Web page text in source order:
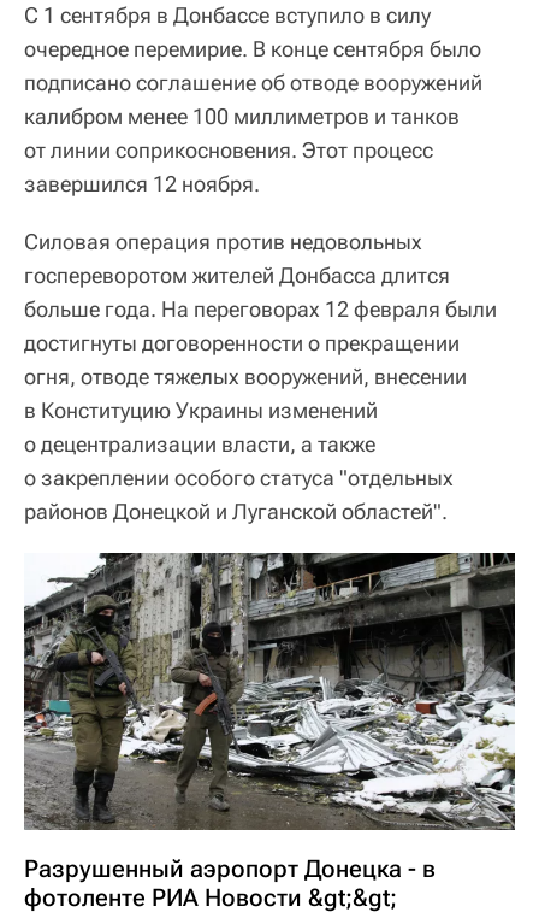
С 1 сентября в Донбассе вступило в силу
очередное перемирие. В конце сентября было
подписано соглашение об отводе вооружений
калибром менее 100 миллиметров и танков
от линии соприкосновения. Этот процесс
завершился 12 ноября.
Силовая операция против недовольных
госпереворотом жителей Донбасса длится
больше года. На переговорах 12 февраля были
достигнуты договоренности о прекращении
огня, отводе тяжелых вооружений, внесении
в Конституцию Украины изменений
о децентрализации власти, а также
о закреплении особого статуса "отдельных
районов Донецкой и Луганской областей".
Разрушенный аэропорт Донецка - в
фотоленте РИА Новости &gt;&gt;